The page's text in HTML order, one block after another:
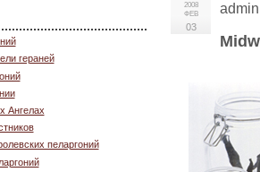
гераней
Ангелах
пеларгоний
2008
ФЕВ
03
admin